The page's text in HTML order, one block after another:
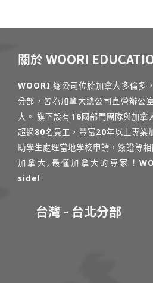
關於 WOORI
WOORI 總公司位於加拿大多倫多
分部，皆為加拿大總公司直營辦公
大。 旗下設有16國部門團隊與加拿
超過80名員工，豐富20年以上專業
助學生處理當地學校申請，簽證等
加拿大,最懂加拿大的專家！
side!
台灣 - 台北分部